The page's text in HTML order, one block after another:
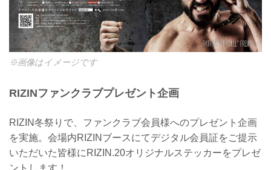
※画像はイメージです
RIZINファンクラブプレゼント企画
RIZIN冬祭りで、ファンクラブ会員様へのプレゼント企画
を実施。会場内RIZINブースにてデジタル会員証をご提示
いただいた皆様にRIZIN.20オリジナルステッカーをプレゼ